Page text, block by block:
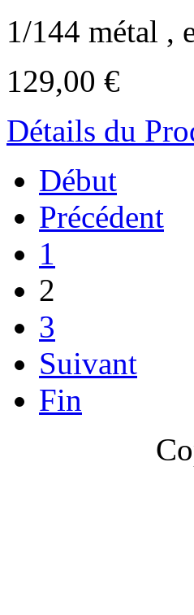
1/144 métal ,
129,00 €
Détails du
Début
Précédent
1
2
3
Suivant
Fin